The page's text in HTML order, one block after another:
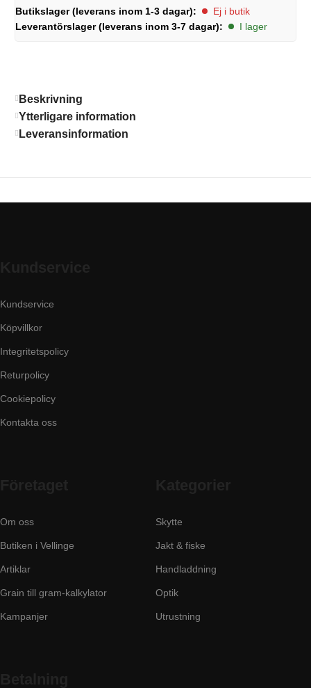
Butikslager (leverans inom 1-3 dagar):
Ej i butik
Leverantörslager (leverans inom 3-7 dagar):
I lager
Beskrivning
Ytterligare information
Leveransinformation
Kundservice
Köpvillkor
Integritetspolicy
Returpolicy
Cookiepolicy
Kontakta oss
Om oss
Butiken i Vellinge
Artiklar
Grain till gram-kalkylator
Kampanjer
Skytte
Jakt & fiske
Handladdning
Optik
Utrustning